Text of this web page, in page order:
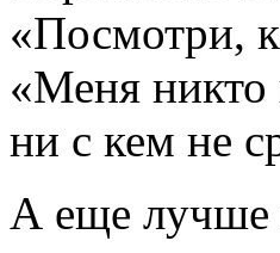
«Посмотри,
«Меня никто
ни с кем не
А еще лучше